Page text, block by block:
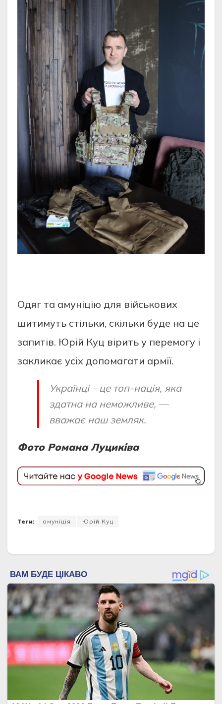
Одяг та амуніцію для військових
шитимуть стільки, скільки буде на це
запитів. Юрій Куц вірить у перемогу і
закликає усіх допомагати армії.
Українці – це топ-нація, яка
здатна на неможливе, —
вважає наш земляк.
Фото Романа Луциківа
Теги: амуніція Юрій Куц